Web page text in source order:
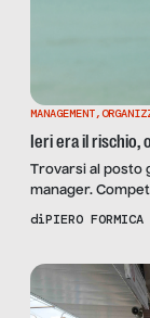
MANAGEMENT,
Ieri era il rischio,
Trovarsi al posto
manager.
mobilitati dal
transazione
diPIERO FORMICA